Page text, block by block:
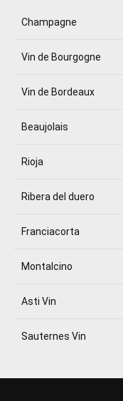
Champagne
Vin de Bourgogne
Vin de Bordeaux
Beaujolais
Rioja
Ribera del duero
Franciacorta
Montalcino
Asti Vin
Sauternes Vin